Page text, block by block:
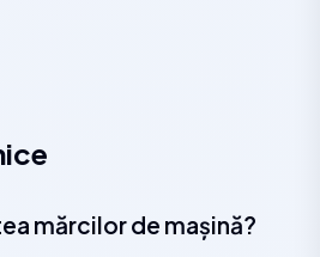
mărcilor de mașină?